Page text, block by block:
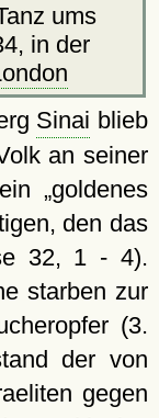
ums
in der
Sinai blieb
an seiner
goldenes
den das
32, 1 - 4).
starben zur
(3.
der von
gegen